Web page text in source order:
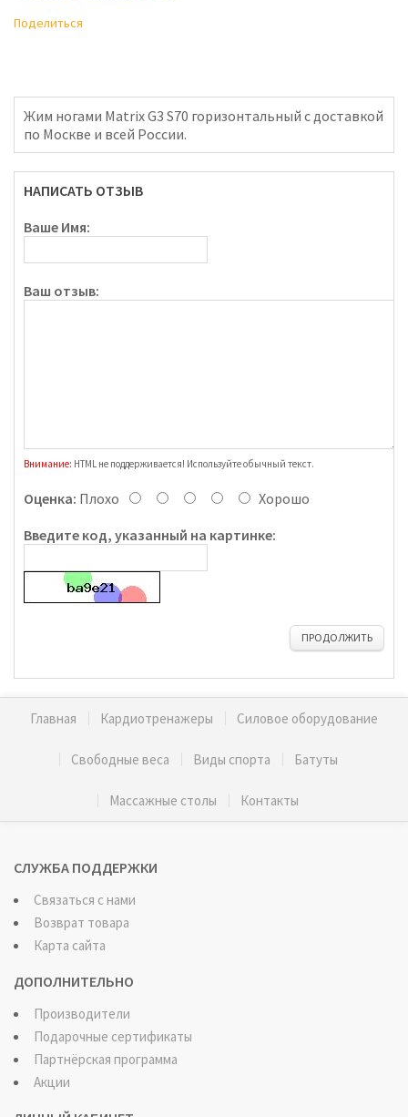
Поделиться
Жим ногами Matrix G3 S70 горизонтальный с доставкой
по Москве и всей России.
НАПИСАТЬ ОТЗЫВ
Ваше Имя:
Ваш отзыв:
Внимание: HTML не поддерживается! Используйте обычный текст.
Оценка: Плохо
Хорошо
Введите код, указанный на картинке:
ПРОДОЛЖИТЬ
Главная Кардиотренажеры Силовое оборудование
Свободные веса Виды спорта Батуты
Массажные столы Контакты
СЛУЖБА ПОДДЕРЖКИ
Связаться с нами
Возврат товара
Карта сайта
ДОПОЛНИТЕЛЬНО
Производители
Подарочные сертификаты
Партнёрская программа
Акции